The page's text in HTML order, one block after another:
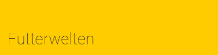
Futterwelten